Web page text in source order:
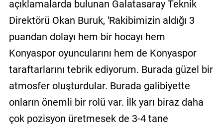
açıklamalarda bulunan Galatasaray Teknik
Direktörü Okan Buruk, 'Rakibimizin aldığı 3
puandan dolayı hem bir hocayı hem
Konyaspor oyuncularını hem de Konyaspor
taraftarlarını tebrik ediyorum. Burada güzel bir
atmosfer oluşturdular. Burada galibiyette
onların önemli bir rolü var. İlk yarı biraz daha
çok pozisyon üretmesek de 3-4 tane